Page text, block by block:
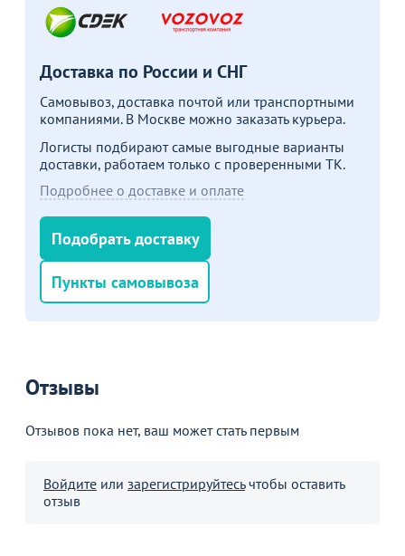
Доставка по России и СНГ
Самовывоз, доставка почтой или транспортными
компаниями. В Москве можно заказать курьера.
Логисты подбирают самые выгодные варианты
доставки, работаем только с проверенными ТК.
Подробнее о доставке и оплате
Подобрать доставку
Пункты самовывоза
Отзывы
Отзывов пока нет, ваш может стать первым
Войдите или зарегистрируйтесьчтобы оставить
отзыв
Пожизненная
на стулья ХИТ 20/25!
Перейдите, чтобы узнать
подробности
Больше не показывать это окно